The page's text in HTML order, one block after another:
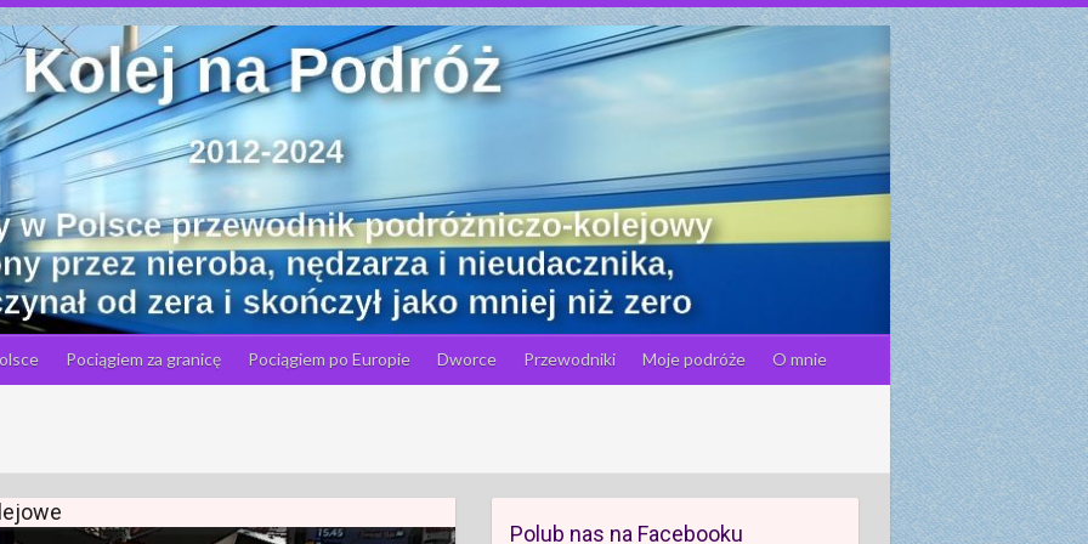
Pociągiem za granicę Pociągiem po Europie Dworce Przewodniki Moje podróże O mnie
Polub nas na Facebooku